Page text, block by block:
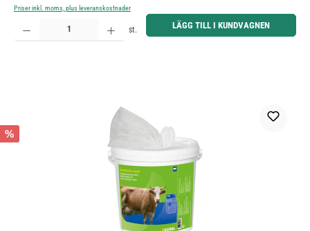
Priser inkl. moms, plus leveranskostnader
Produktkvantitet: Ange önskat belopp eller använd knapparna för att öka eller minska kvantiteten.
st. LÄGG TILL I KUNDVAGNEN
%